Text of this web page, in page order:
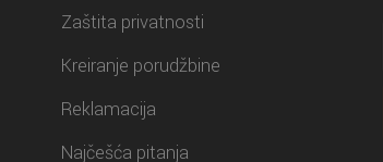
Zaštita privatnosti
Kreiranje porudžbine
Reklamacija
Najčešća pitanja